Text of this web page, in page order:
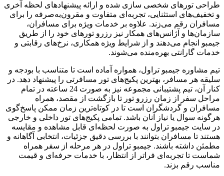
طراحی تورهای شخصی سازی شده و ارائه پیشنهادهای لحظه آخری
و تخفیف‌های استثنایی، تجربه‌ای متفاوت و مقرون‌به‌صرفه را برای
مسافران رقم می‌زند. علاوه بر خدمات ویژه برای مسافران،
سازمان‌ها و آژانس‌های همکار نیز رزرو تورهای خود را از طریق
جیمبو انجام می‌دهند و از شرایط ویژه همکاری، نرخ‌های رقابتی و
خدمات گارانتی بهره‌منده می‌شوند.
تیم مشاوره جیمبو تراول، همواره آماده است تا متناسب با بودجه و
سلیقه هر مسافر، بهترین پکیج‌های تور مسافرتی را پیشنهاد دهد. در
کنار آن، تیم پشتیبانی مجموعه نیز به صورت 24 ساعته در تمام
مراحل سفر از زمان رزرو تور تا بازگشت از مقصد، همراه
مسافران و گردشگران است تا در کوتاه‌ترین زمان ممکن پاسخ‌گوی
هرگونه سوال یا نیاز آنان باشد. تمامی پکیج‌های تور داخلی و خارجی
در سایت جیمبو تراول به صورت لحظه‌ای قابل مشاهده و مقایسه
هستند تا مسافران بتوانند با بررسی دقیق جزئیات، انتخابی آگاهانه و
مطمئن داشته باشند. جیمبو تراول در هر مرحله از سفر همراه
شماست تا تجربه‌ای فراتر از انتظار، با خدمات حرفه‌ای و قیمت
مناسب رقم بزند.